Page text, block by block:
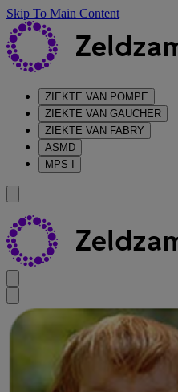
Skip To Main Content
ZIEKTE VAN POMPE
ZIEKTE VAN GAUCHER
ZIEKTE VAN FABRY
ASMD
MPS I